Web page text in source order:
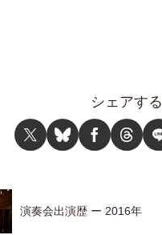
シェアする
演奏会出演歴 ー 2016年